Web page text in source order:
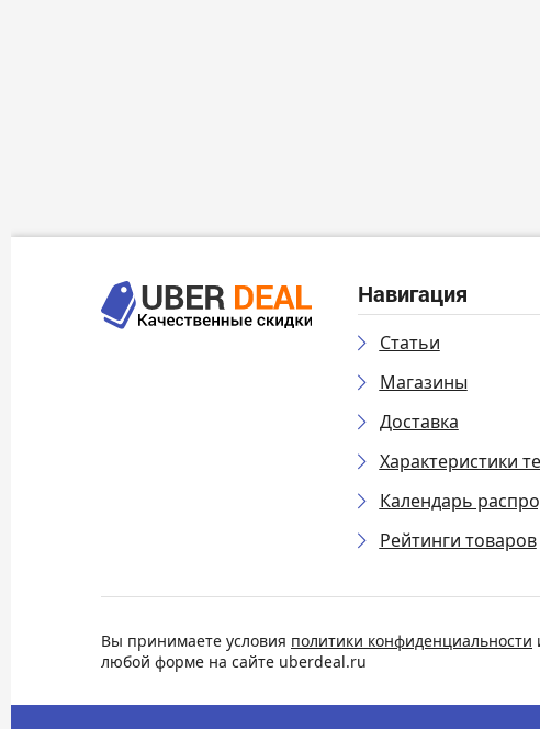
Навигация
Статьи
Магазины
Доставка
Характеристики
Календарь
Рейтинги товаров
Вы принимаете условия политики конфиденциальности
любой форме на сайте uberdeal.ru